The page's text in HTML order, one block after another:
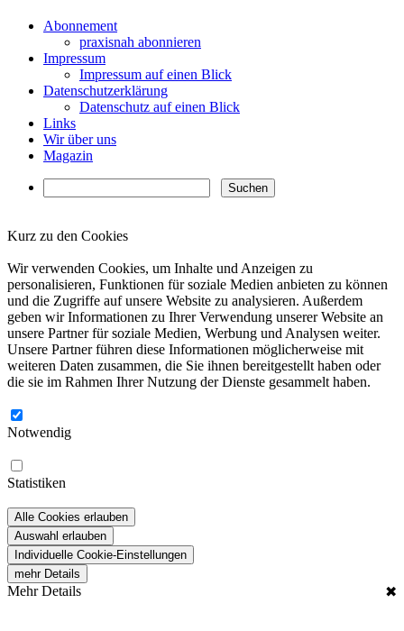
Abonnement
praxisnah abonnieren
Impressum
Impressum auf einen Blick
Datenschutzerklärung
Datenschutz auf einen Blick
Links
Wir über uns
Magazin
Kurz zu den Cookies
Wir verwenden Cookies, um Inhalte und Anzeigen zu
personalisieren, Funktionen für soziale Medien anbieten zu können
und die Zugriffe auf unsere Website zu analysieren. Außerdem
geben wir Informationen zu Ihrer Verwendung unserer Website an
unsere Partner für soziale Medien, Werbung und Analysen weiter.
Unsere Partner führen diese Informationen möglicherweise mit
weiteren Daten zusammen, die Sie ihnen bereitgestellt haben oder
die sie im Rahmen Ihrer Nutzung der Dienste gesammelt haben.
Notwendig
Statistiken
Alle Cookies erlauben
Auswahl erlauben
Individuelle Cookie-Einstellungen
mehr Details
Mehr Details ✖